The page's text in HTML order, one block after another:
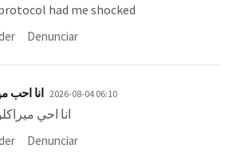
had me shocked
Denunciar
انا احب 2026-08-04 06:10
انا احي
Denunciar